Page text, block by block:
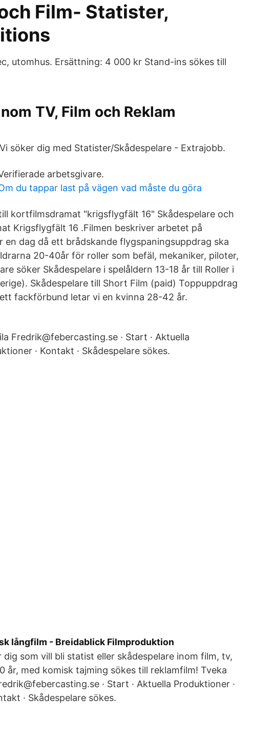
Film- Statister,
utomhus. Ersättning: 4 000 kr Stand-ins sökes till
TV, Film och Reklam
söker dig med Statister/Skådespelare - Extrajobb.
arbetsgivare.
du tappar last på vägen vad måste du göra
kortfilmsdramat "krigsflygfält 16" Skådespelare och
Krigsflygfält 16 .Filmen beskriver arbetet på
en dag då ett brådskande flygspaningsuppdrag ska
20-40år för roller som befäl, mekaniker, piloter,
söker Skådespelare i spelåldern 13-18 år till Roller i
Skådespelare till Short Film (paid) Toppuppdrag
fackförbund letar vi en kvinna 28-42 år.
Fredrik@febercasting.se · Start · Aktuella
· Kontakt · Skådespelare sökes.
långfilm - Breidablick Filmproduktion
som vill bli statist eller skådespelare inom film, tv,
år, med komisk tajming sökes till reklamfilm! Tveka
· Start · Aktuella Produktioner ·
· Skådespelare sökes.